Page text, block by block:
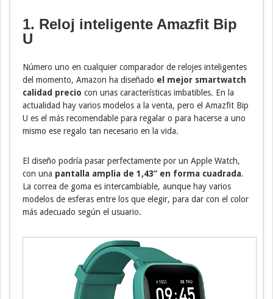
1. Reloj inteligente Amazfit Bip
U
Número uno en cualquier comparador de relojes inteligentes
del momento, Amazon ha diseñado el mejor smartwatch
calidad precio con unas características imbatibles. En la
actualidad hay varios modelos a la venta, pero el Amazfit Bip
U es el más recomendable para regalar o para hacerse a uno
mismo ese regalo tan necesario en la vida.
El diseño podría pasar perfectamente por un Apple Watch,
con una pantalla amplia de 1,43” en forma cuadrada.
La correa de goma es intercambiable, aunque hay varios
modelos de esferas entre los que elegir, para dar con el color
más adecuado según el usuario.